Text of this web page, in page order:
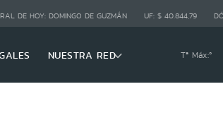
DE HOY: DOMINGO DE GUZMÁN UF: $ 40.844,79
NUESTRA RED Tª Máx:º